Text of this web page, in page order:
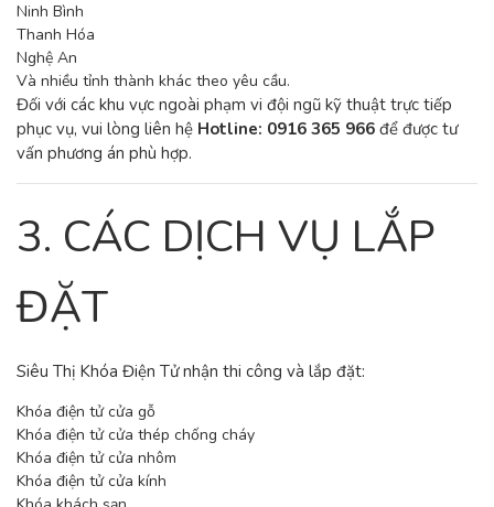
Ninh Bình
Thanh Hóa
Nghệ An
Và nhiều tỉnh thành khác theo yêu cầu.
Đối với các khu vực ngoài phạm vi đội ngũ kỹ thuật trực tiếp
phục vụ, vui lòng liên hệ Hotline: 0916 365 966 để được tư
vấn phương án phù hợp.
3. CÁC DỊCH VỤ LẮP
ĐẶT
Siêu Thị Khóa Điện Tử nhận thi công và lắp đặt:
Khóa điện tử cửa gỗ
Khóa điện tử cửa thép chống cháy
Khóa điện tử cửa nhôm
Khóa điện tử cửa kính